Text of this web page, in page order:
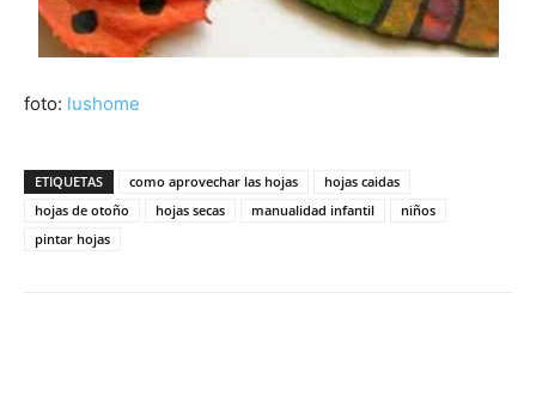
foto: lushome
ETIQUETAS como aprovechar las hojas
hojas caidas
hojas de otoño
hojas secas manualidad infantil
niños
pintar hojas